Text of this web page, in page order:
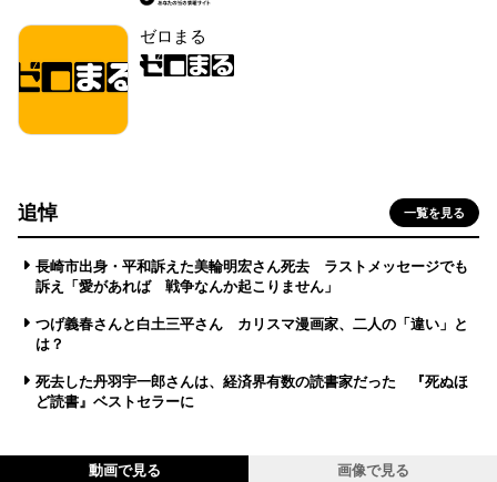
ゼロまる
追悼 一覧を見る
長崎市出身・平和訴えた美輪明宏さん死去 ラストメッセージでも
訴え「愛があれば 戦争なんか起こりません」
つげ義春さんと白土三平さん カリスマ漫画家、二人の「違い」と
は？
死去した丹羽宇一郎さんは、経済界有数の読書家だった 『死ぬほ
ど読書』ベストセラーに
動画で見る 画像で見る